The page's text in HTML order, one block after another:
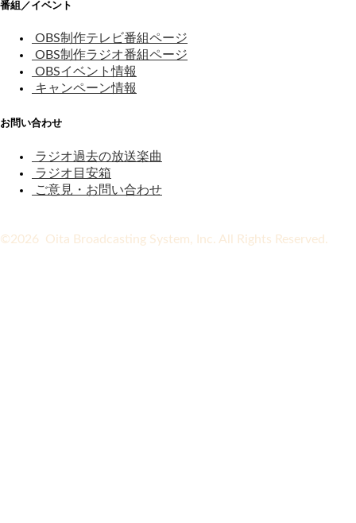
番組／イベント
OBS制作テレビ番組ページ
OBS制作ラジオ番組ページ
OBSイベント情報
キャンペーン情報
お問い合わせ
ラジオ過去の放送楽曲
ラジオ目安箱
ご意見・お問い合わせ
©2026 Oita Broadcasting System, Inc. All Rights Reserved.